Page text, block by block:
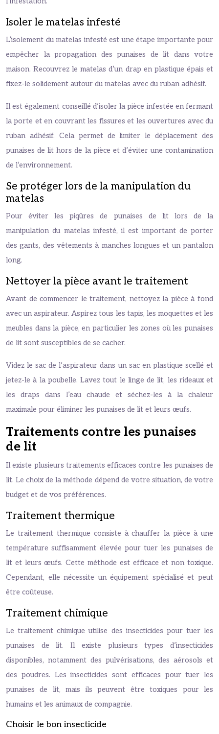
Isoler le matelas infesté
L’isolement du matelas infesté est une étape importante pour
empêcher la propagation des punaises de lit dans votre
maison. Recouvrez le matelas d’un drap en plastique épais et
fixez-le solidement autour du matelas avec du ruban adhésif.
Il est également conseillé d’isoler la pièce infestée en fermant
la porte et en couvrant les fissures et les ouvertures avec du
ruban adhésif. Cela permet de limiter le déplacement des
punaises de lit hors de la pièce et d’éviter une contamination
de l’environnement.
Se protéger lors de la manipulation du
matelas
Pour éviter les piqûres de punaises de lit lors de la
manipulation du matelas infesté, il est important de porter
des gants, des vêtements à manches longues et un pantalon
long.
Nettoyer la pièce avant le traitement
Avant de commencer le traitement, nettoyez la pièce à fond
avec un aspirateur. Aspirez tous les tapis, les moquettes et les
meubles dans la pièce, en particulier les zones où les punaises
de lit sont susceptibles de se cacher.
Videz le sac de l’aspirateur dans un sac en plastique scellé et
jetez-le à la poubelle. Lavez tout le linge de lit, les rideaux et
les draps dans l’eau chaude et séchez-les à la chaleur
maximale pour éliminer les punaises de lit et leurs œufs.
Traitements contre les punaises
de lit
Il existe plusieurs traitements efficaces contre les punaises de
lit. Le choix de la méthode dépend de votre situation, de votre
budget et de vos préférences.
Traitement thermique
Le traitement thermique consiste à chauffer la pièce à une
température suffisamment élevée pour tuer les punaises de
lit et leurs œufs. Cette méthode est efficace et non toxique.
Cependant, elle nécessite un équipement spécialisé et peut
être coûteuse.
Traitement chimique
Le traitement chimique utilise des insecticides pour tuer les
punaises de lit. Il existe plusieurs types d’insecticides
disponibles, notamment des pulvérisations, des aérosols et
des poudres. Les insecticides sont efficaces pour tuer les
punaises de lit, mais ils peuvent être toxiques pour les
humains et les animaux de compagnie.
Choisir le bon insecticide